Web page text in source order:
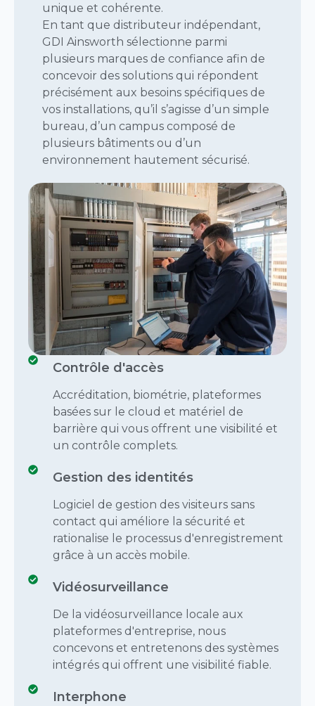
unique et cohérente.
En tant que distributeur indépendant,
GDI Ainsworth sélectionne parmi
plusieurs marques de confiance afin de
concevoir des solutions qui répondent
précisément aux besoins spécifiques de
vos installations, qu’il s’agisse d’un simple
bureau, d’un campus composé de
plusieurs bâtiments ou d’un
environnement hautement sécurisé.
Contrôle d'accès
Accréditation, biométrie, plateformes
basées sur le cloud et matériel de
barrière qui vous offrent une visibilité et
un contrôle complets.
Gestion des identités
Logiciel de gestion des visiteurs sans
contact qui améliore la sécurité et
rationalise le processus d'enregistrement
grâce à un accès mobile.
Vidéosurveillance
De la vidéosurveillance locale aux
plateformes d'entreprise, nous
concevons et entretenons des systèmes
intégrés qui offrent une visibilité fiable.
Interphone